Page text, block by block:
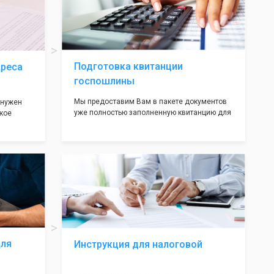
в
полною
не
все
Подготовка квитанции
госпошлины
Мы предоставим Вам в пакете документов
уже полностью заполненную квитанцию для
посредственно в налоговой инспекции при
подаче документов на регистрацию.
Инструкция для налоговой